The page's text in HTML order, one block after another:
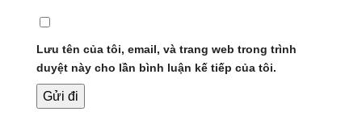
Lưu tên của tôi, email, và trang web trong trình
duyệt này cho lần bình luận kế tiếp của tôi.